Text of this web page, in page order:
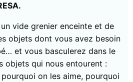
vide grenier enceinte et de
objets dont vous avez besoin
et vous basculerez dans le
objets qui nous entourent :
on les aime, pourquoi